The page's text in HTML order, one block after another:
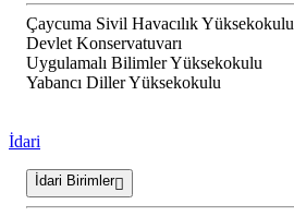
Çaycuma Sivil Havacılık Yüksekokulu
Devlet Konservatuvarı
Uygulamalı Bilimler Yüksekokulu
Yabancı Diller Yüksekokulu
İdari
İdari Birimler